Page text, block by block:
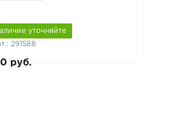
уточняйте
291588
руб.